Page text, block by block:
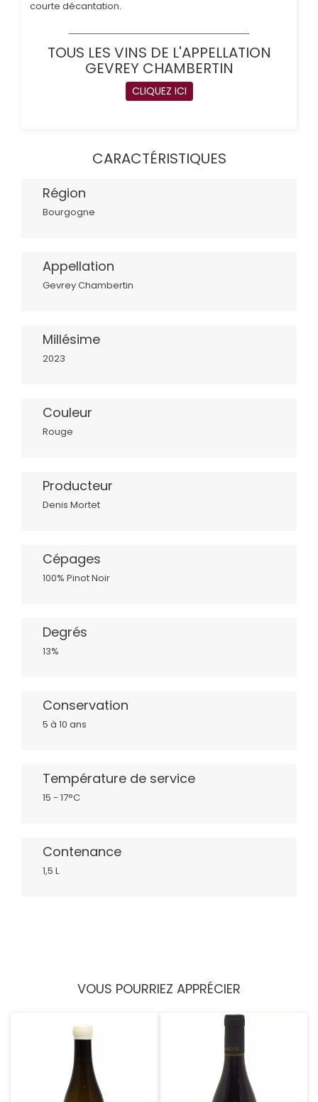
courte décantation.
TOUS LES VINS DE L'APPELLATION
GEVREY CHAMBERTIN
CLIQUEZ ICI
CARACTÉRISTIQUES
Région
Bourgogne
Appellation
Gevrey Chambertin
Millésime
2023
Couleur
Rouge
Producteur
Denis Mortet
Cépages
100% Pinot Noir
Degrés
13%
Conservation
5 à 10 ans
Température de service
15 - 17°C
Contenance
1,5 L
VOUS POURRIEZ APPRÉCIER